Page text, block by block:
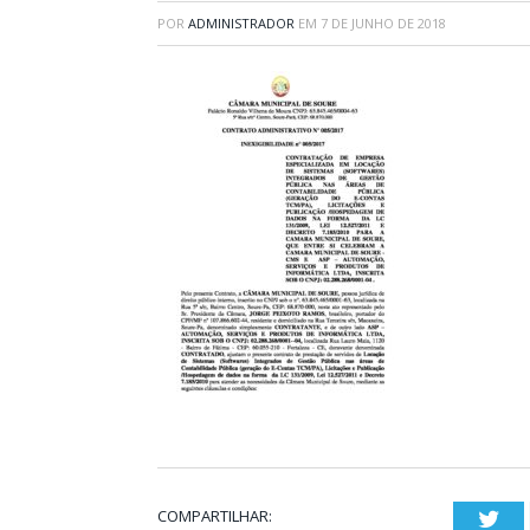
POR ADMINISTRADOR EM 7 DE JUNHO DE 2018
COMPARTILHAR: